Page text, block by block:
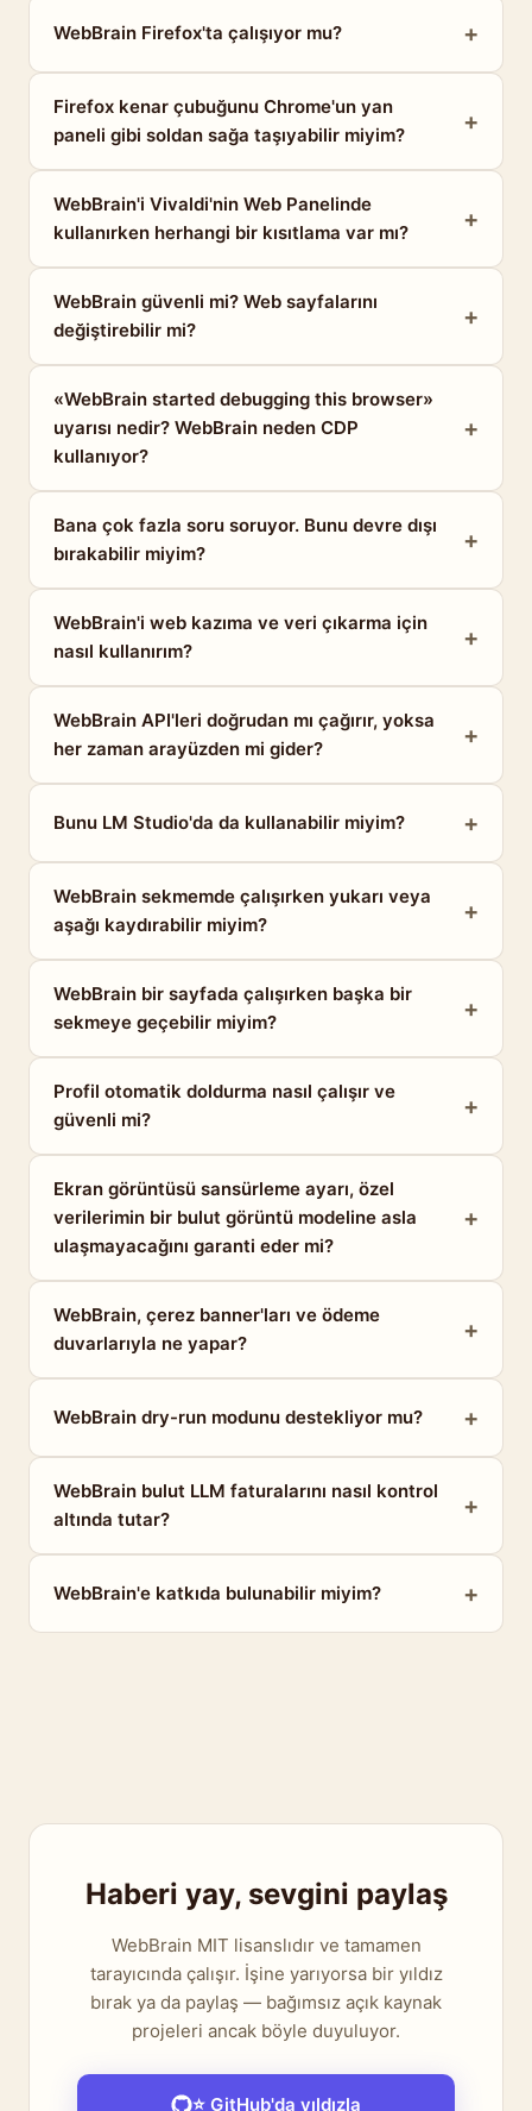
WebBrain Firefox'ta çalışıyor mu?
Firefox kenar çubuğunu Chrome'un yan
paneli gibi soldan sağa taşıyabilir miyim?
WebBrain'i Vivaldi'nin Web Panelinde
kullanırken herhangi bir kısıtlama var mı?
WebBrain güvenli mi? Web sayfalarını
değiştirebilir mi?
«WebBrain started debugging this browser»
uyarısı nedir? WebBrain neden CDP
kullanıyor?
Bana çok fazla soru soruyor. Bunu devre dışı
bırakabilir miyim?
WebBrain'i web kazıma ve veri çıkarma için
nasıl kullanırım?
WebBrain API'leri doğrudan mı çağırır, yoksa
her zaman arayüzden mi gider?
Bunu LM Studio'da da kullanabilir miyim?
WebBrain sekmemde çalışırken yukarı veya
aşağı kaydırabilir miyim?
WebBrain bir sayfada çalışırken başka bir
sekmeye geçebilir miyim?
Profil otomatik doldurma nasıl çalışır ve
güvenli mi?
Ekran görüntüsü sansürleme ayarı, özel
verilerimin bir bulut görüntü modeline asla
ulaşmayacağını garanti eder mi?
WebBrain, çerez banner'ları ve ödeme
duvarlarıyla ne yapar?
WebBrain dry-run modunu destekliyor mu?
WebBrain bulut LLM faturalarını nasıl kontrol
altında tutar?
WebBrain'e katkıda bulunabilir miyim?
Haberi yay, sevgini paylaş
WebBrain MIT lisanslıdır ve tamamen
tarayıcında çalışır. İşine yarıyorsa bir yıldız
bırak ya da paylaş — bağımsız açık kaynak
projeleri ancak böyle duyuluyor.
⭐ GitHub'da yıldızla